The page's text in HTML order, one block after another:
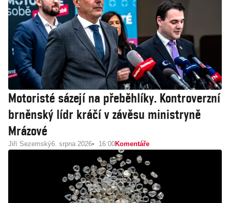
Motoristé sázejí na přeběhlíky. Kontroverzní
brněnský lídr kráčí v závěsu ministryně
Mrázové
Jiří Sezemský6. srpna 2026 16:00Komentáře